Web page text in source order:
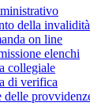
della invalidità
on line
elenchi
collegiale
di verifica
delle